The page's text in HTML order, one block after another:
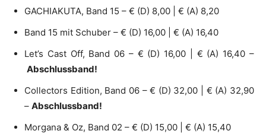
GACHIAKUTA, Band 15 – € (D) 8,00 | € (A) 8,20
Band 15 mit Schuber – € (D) 16,00 | € (A) 16,40
Let’s Cast Off, Band 06 – € (D) 16,00 | € (A) 16,40 –
Abschlussband!
Collectors Edition, Band 06 – € (D) 32,00 | € (A) 32,90
– Abschlussband!
Morgana & Oz, Band 02 – € (D) 15,00 | € (A) 15,40